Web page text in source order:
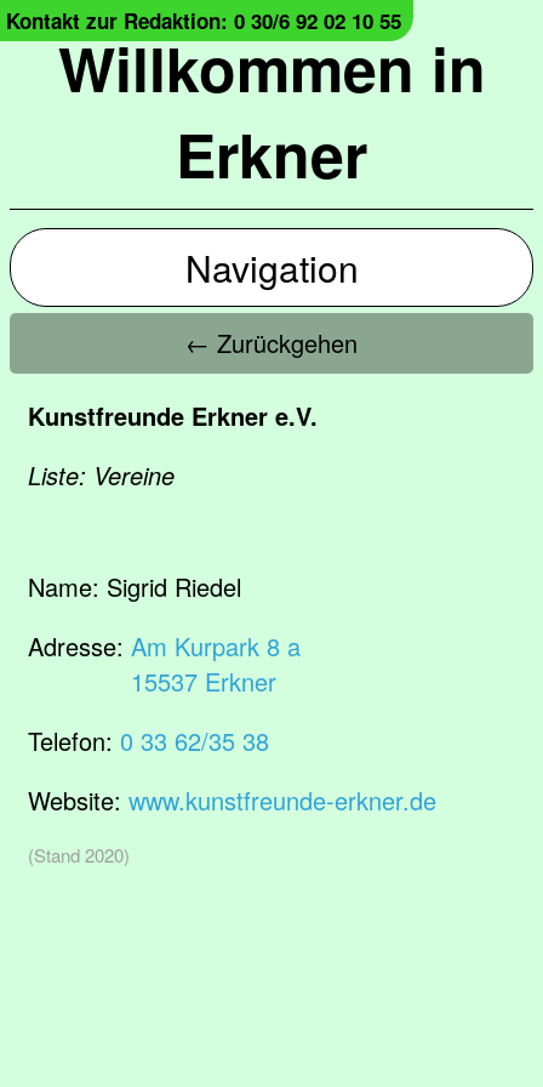
Willkommen in
Erkner
Kontakt zur Redaktion: 0 30/6 92 02 10 55
Navigation
← Zurückgehen
Kunstfreunde Erkner e.V.
Liste: Vereine
Name: Sigrid Riedel
Adresse: Am Kurpark 8 a
15537 Erkner
Telefon: 0 33 62/35 38
Website: www.kunstfreunde-erkner.de
(Stand 2020)